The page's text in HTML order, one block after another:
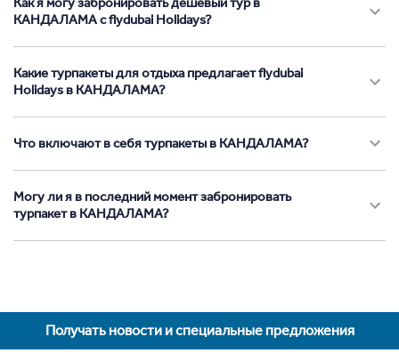
КАНДАЛАМА с flydubai Holidays?
Какие турпакеты для отдыха предлагает flydubai
Holidays в КАНДАЛАМА?
Что включают в себя турпакеты в КАНДАЛАМА?
Могу ли я в последний момент забронировать
турпакет в КАНДАЛАМА?
Получать новости и специальные предложения